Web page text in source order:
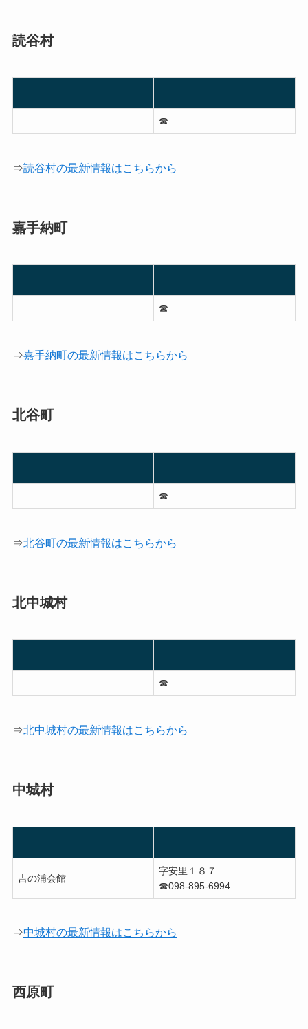
読谷村
☎︎
⇒読谷村の最新情報はこちらから
嘉手納町
☎︎
⇒嘉手納町の最新情報はこちらから
北谷町
☎︎
⇒北谷町の最新情報はこちらから
北中城村
☎︎
⇒北中城村の最新情報はこちらから
中城村
吉の浦会館
字安里１８７
☎098-895-6994
⇒中城村の最新情報はこちらから
西原町